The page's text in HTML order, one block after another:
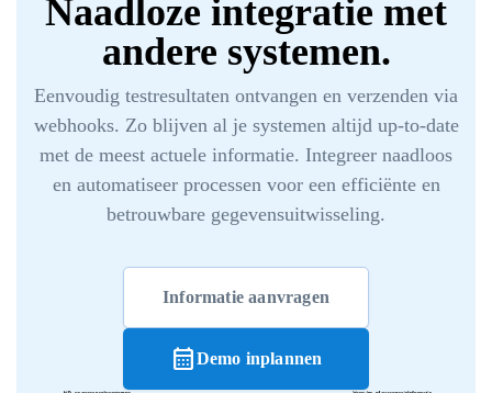
Naadloze integratie met
andere systemen.
Eenvoudig testresultaten ontvangen en verzenden via
webhooks. Zo blijven al je systemen altijd up-to-date
met de meest actuele informatie. Integreer naadloos
en automatiseer processen voor een efficiënte en
betrouwbare gegevensuitwisseling.
Informatie aanvragen
calendar_monthDemo inplannen